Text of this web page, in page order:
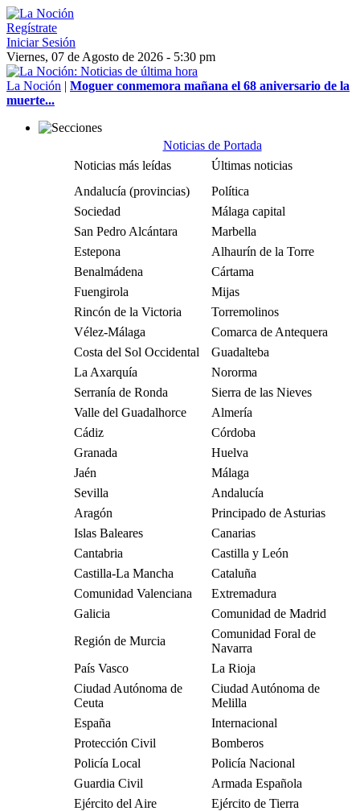
Regístrate
Iniciar Sesión
Viernes, 07 de Agosto de 2026 - 5:30 pm
La Noción | Moguer conmemora mañana el 68 aniversario de la
muerte...
Noticias de Portada
Noticias más leídas
Últimas noticias
Andalucía (provincias)
Política
Sociedad
Málaga capital
San Pedro Alcántara
Marbella
Estepona
Alhaurín de la Torre
Benalmádena
Cártama
Fuengirola
Mijas
Rincón de la Victoria
Torremolinos
Vélez-Málaga
Comarca de Antequera
Costa del Sol Occidental
Guadalteba
La Axarquía
Nororma
Serranía de Ronda
Sierra de las Nieves
Valle del Guadalhorce
Almería
Cádiz
Córdoba
Granada
Huelva
Jaén
Málaga
Sevilla
Andalucía
Aragón
Principado de Asturias
Islas Baleares
Canarias
Cantabria
Castilla y León
Castilla-La Mancha
Cataluña
Comunidad Valenciana
Extremadura
Galicia
Comunidad de Madrid
Región de Murcia
Comunidad Foral de
Navarra
País Vasco
La Rioja
Ciudad Autónoma de
Ceuta
Ciudad Autónoma de
Melilla
España
Internacional
Protección Civil
Bomberos
Policía Local
Policía Nacional
Guardia Civil
Armada Española
Ejército del Aire
Ejército de Tierra